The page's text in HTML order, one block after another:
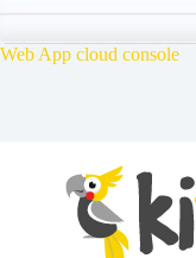
Web App cloud console